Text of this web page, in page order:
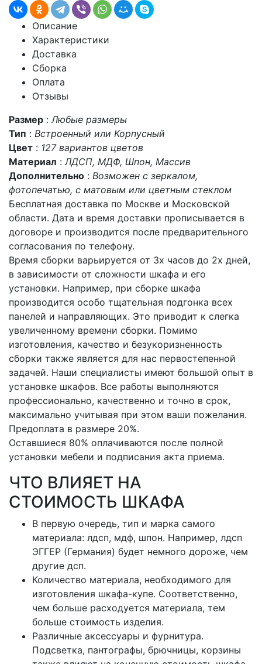
Описание
Характеристики
Доставка
Сборка
Оплата
Отзывы
Размер : Любые размеры
Тип : Встроенный или Корпусный
Цвет : 127 вариантов цветов
Материал : ЛДСП, МДФ, Шпон, Массив
Дополнительно : Возможен с зеркалом,
фотопечатью, с матовым или цветным стеклом
Бесплатная доставка по Москве и Московской
области. Дата и время доставки прописывается в
договоре и производится после предварительного
согласования по телефону.
Время сборки варьируется от 3х часов до 2х дней,
в зависимости от сложности шкафа и его
установки. Например, при сборке шкафа
производится особо тщательная подгонка всех
панелей и направляющих. Это приводит к слегка
увеличенному времени сборки. Помимо
изготовления, качество и безукоризненность
сборки также является для нас первостепенной
задачей. Наши специалисты имеют большой опыт в
установке шкафов. Все работы выполняются
профессионально, качественно и точно в срок,
максимально учитывая при этом ваши пожелания.
Предоплата в размере 20%.
Оставшиеся 80% оплачиваются после полной
установки мебели и подписания акта приема.
ЧТО ВЛИЯЕТ НА
СТОИМОСТЬ ШКАФА
В первую очередь, тип и марка самого
материала: лдсп, мдф, шпон. Например, лдсп
ЭГГЕР (Германия) будет немного дороже, чем
другие дсп.
Количество материала, необходимого для
изготовления шкафа-купе. Соответственно,
чем больше расходуется материала, тем
больше стоимость изделия.
Различные аксессуары и фурнитура.
Подсветка, пантографы, брючницы, корзины